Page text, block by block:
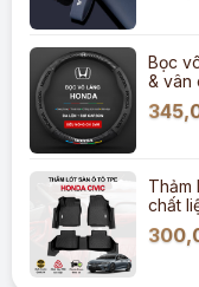
Bọc
& vân
Thảm
chất